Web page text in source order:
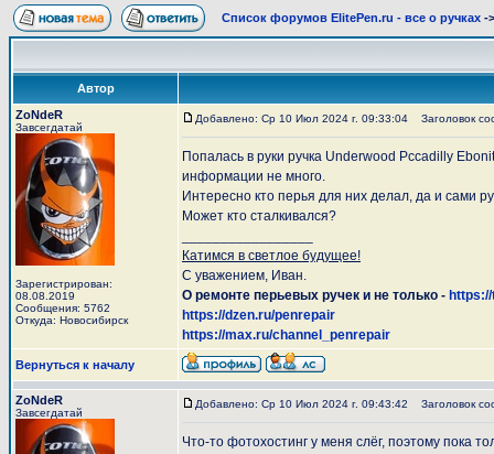
Список форумов ElitePen.ru - все о ручках -
Автор
ZoNdeR
Завсегдатай
Зарегистрирован:
08.08.2019
Сообщения: 5762
Откуда: Новосибирск
Добавлено: Ср 10 Июл 2024 г. 09:33:04 Заголовок
Попалась в руки ручка Underwood Pccadilly
информации не много.
Интересно кто перья для них делал, да и сами
Может кто сталкивался?
Катимся в светлое будущее!
С уважением, Иван.
О ремонте перьевых ручек и не только -
https://dzen.ru/penrepair
https://max.ru/channel_penrepair
Вернуться к началу
ZoNdeR
Завсегдатай
Добавлено: Ср 10 Июл 2024 г. 09:43:42 Заголовок
Что-то фотохостинг у меня слёг, поэтому пока